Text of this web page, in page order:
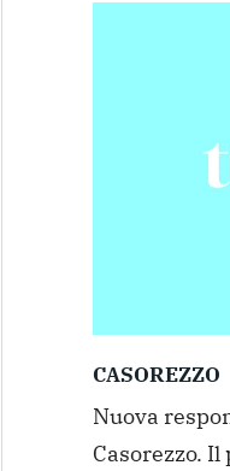
CASOREZZO
Nuova
Casorezzo.